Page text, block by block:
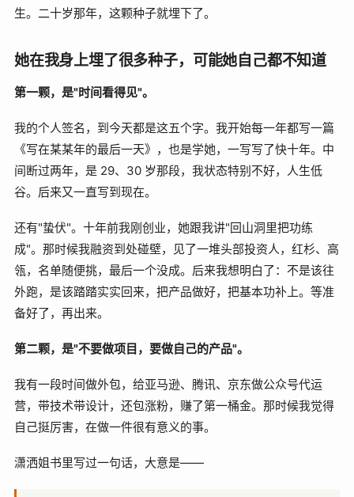
生。二十岁那年，这颗种子就埋下了。
她在我身上埋了很多种子，可能她自己都不知道
第一颗，是"时间看得见"。
我的个人签名，到今天都是这五个字。我开始每一年都写一篇
《写在某某年的最后一天》，也是学她，一写写了快十年。中
间断过两年，是 29、30 岁那段，我状态特别不好，人生低
谷。后来又一直写到现在。
还有"蛰伏"。十年前我刚创业，她跟我讲"回山洞里把功练
成"。那时候我融资到处碰壁，见了一堆头部投资人，红杉、高
瓴，名单随便挑，最后一个没成。后来我想明白了：不是该往
外跑，是该踏踏实实回来，把产品做好，把基本功补上。等准
备好了，再出来。
第二颗，是"不要做项目，要做自己的产品"。
我有一段时间做外包，给亚马逊、腾讯、京东做公众号代运
营，带技术带设计，还包涨粉，赚了第一桶金。那时候我觉得
自己挺厉害，在做一件很有意义的事。
潇洒姐书里写过一句话，大意是——